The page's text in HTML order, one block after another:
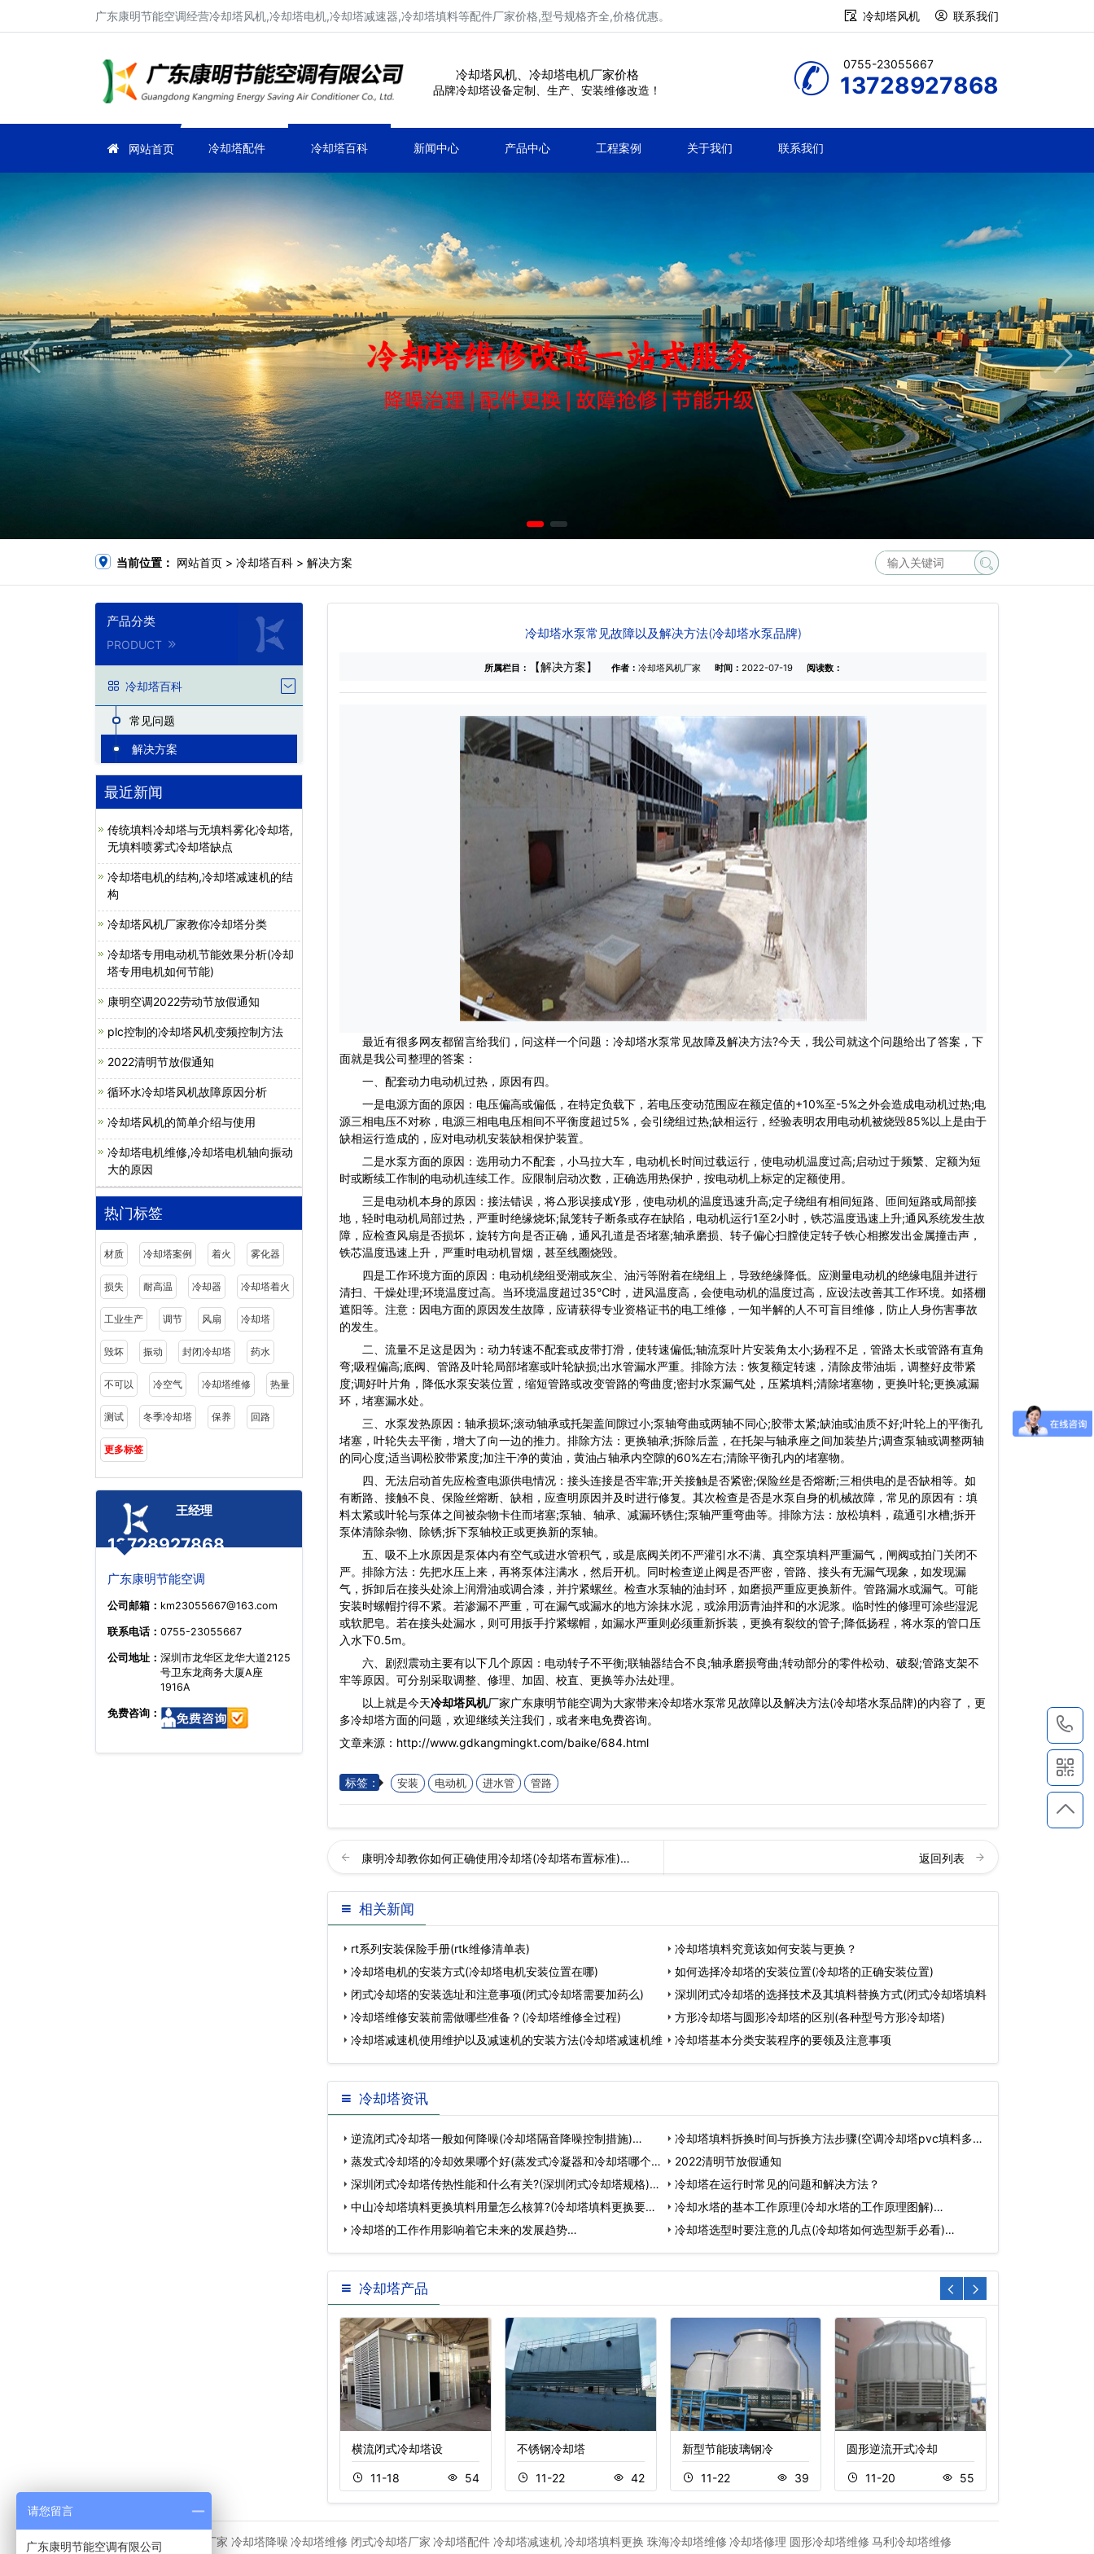
广东康明节能空调经营冷却塔风机,冷却塔电机,冷却塔减速器,冷却塔填料等配件厂家价格,型号规格齐全,价格优惠。 冷却塔风机 联系我们
冷却塔风机、冷却塔电机厂家价格
品牌冷却塔设备定制、生产、安装维修改造！
0755-23055667
13728927868
网站首页 冷却塔配件 冷却塔百科 新闻中心 产品中心 工程案例 关于我们 联系我们
当前位置： 网站首页 > 冷却塔百科 > 解决方案
产品分类
PRODUCT
冷却塔百科
常见问题
解决方案
最近新闻
传统填料冷却塔与无填料雾化冷却塔,
无填料喷雾式冷却塔缺点
冷却塔电机的结构,冷却塔减速机的结
构
冷却塔风机厂家教你冷却塔分类
冷却塔专用电动机节能效果分析(冷却
塔专用电机如何节能)
康明空调2022劳动节放假通知
plc控制的冷却塔风机变频控制方法
2022清明节放假通知
循环水冷却塔风机故障原因分析
冷却塔风机的简单介绍与使用
冷却塔电机维修,冷却塔电机轴向振动
大的原因
热门标签
材质 冷却塔案例 着火 雾化器
损失 耐高温 冷却器 冷却塔着火
工业生产 调节 风扇 冷却塔
毁坏 振动 封闭冷却塔 药水
不可以 冷空气 冷却塔维修 热量
测试 冬季冷却塔 保养 回路
更多标签
王经理
13728927868
广东康明节能空调
公司邮箱： km23055667@163.com
联系电话： 0755-23055667
公司地址： 深圳市龙华区龙华大道2125
号卫东龙商务大厦A座
1916A
免费咨询：
冷却塔水泵常见故障以及解决方法(冷却塔水泵品牌)
所属栏目： 【解决方案】 作者： 冷却塔风机厂家 时间： 2022-07-19 阅读数：
最近有很多网友都留言给我们，问这样一个问题：冷却塔水泵常见故障及解决方法?今天，我公司就这个问题给出了答案，下
面就是我公司整理的答案：
一、配套动力电动机过热，原因有四。
一是电源方面的原因：电压偏高或偏低，在特定负载下，若电压变动范围应在额定值的+10%至-5%之外会造成电动机过热;电
源三相电压不对称，电源三相电电压相间不平衡度超过5%，会引绕组过热;缺相运行，经验表明农用电动机被烧毁85%以上是由于
缺相运行造成的，应对电动机安装缺相保护装置。
二是水泵方面的原因：选用动力不配套，小马拉大车，电动机长时间过载运行，使电动机温度过高;启动过于频繁、定额为短
时或断续工作制的电动机连续工作。应限制启动次数，正确选用热保护，按电动机上标定的定额使用。
三是电动机本身的原因：接法错误，将△形误接成Y形，使电动机的温度迅速升高;定子绕组有相间短路、匝间短路或局部接
地，轻时电动机局部过热，严重时绝缘烧坏;鼠笼转子断条或存在缺陷，电动机运行1至2小时，铁芯温度迅速上升;通风系统发生故
障，应检查风扇是否损坏，旋转方向是否正确，通风孔道是否堵塞;轴承磨损、转子偏心扫膛使定转子铁心相擦发出金属撞击声，
铁芯温度迅速上升，严重时电动机冒烟，甚至线圈烧毁。
四是工作环境方面的原因：电动机绕组受潮或灰尘、油污等附着在绕组上，导致绝缘降低。应测量电动机的绝缘电阻并进行
清扫、干燥处理;环境温度过高。当环境温度超过35℃时，进风温度高，会使电动机的温度过高，应设法改善其工作环境。如搭棚
遮阳等。注意：因电方面的原因发生故障，应请获得专业资格证书的电工维修，一知半解的人不可盲目维修，防止人身伤害事故
的发生。
二、流量不足这是因为：动力转速不配套或皮带打滑，使转速偏低;轴流泵叶片安装角太小;扬程不足，管路太长或管路有直角
弯;吸程偏高;底阀、管路及叶轮局部堵塞或叶轮缺损;出水管漏水严重。排除方法：恢复额定转速，清除皮带油垢，调整好皮带紧
度;调好叶片角，降低水泵安装位置，缩短管路或改变管路的弯曲度;密封水泵漏气处，压紧填料;清除堵塞物，更换叶轮;更换减漏
环，堵塞漏水处。
三、水泵发热原因：轴承损坏;滚动轴承或托架盖间隙过小;泵轴弯曲或两轴不同心;胶带太紧;缺油或油质不好;叶轮上的平衡孔
堵塞，叶轮失去平衡，增大了向一边的推力。排除方法：更换轴承;拆除后盖，在托架与轴承座之间加装垫片;调查泵轴或调整两轴
的同心度;适当调松胶带紧度;加注干净的黄油，黄油占轴承内空隙的60%左右;清除平衡孔内的堵塞物。
四、无法启动首先应检查电源供电情况：接头连接是否牢靠;开关接触是否紧密;保险丝是否熔断;三相供电的是否缺相等。如
有断路、接触不良、保险丝熔断、缺相，应查明原因并及时进行修复。其次检查是否是水泵自身的机械故障，常见的原因有：填
料太紧或叶轮与泵体之间被杂物卡住而堵塞;泵轴、轴承、减漏环锈住;泵轴严重弯曲等。排除方法：放松填料，疏通引水槽;拆开
泵体清除杂物、除锈;拆下泵轴校正或更换新的泵轴。
五、吸不上水原因是泵体内有空气或进水管积气，或是底阀关闭不严灌引水不满、真空泵填料严重漏气，闸阀或拍门关闭不
严。排除方法：先把水压上来，再将泵体注满水，然后开机。同时检查逆止阀是否严密，管路、接头有无漏气现象，如发现漏
气，拆卸后在接头处涂上润滑油或调合漆，并拧紧螺丝。检查水泵轴的油封环，如磨损严重应更换新件。管路漏水或漏气。可能
安装时螺帽拧得不紧。若渗漏不严重，可在漏气或漏水的地方涂抹水泥，或涂用沥青油拌和的水泥浆。临时性的修理可涂些湿泥
或软肥皂。若在接头处漏水，则可用扳手拧紧螺帽，如漏水严重则必须重新拆装，更换有裂纹的管子;降低扬程，将水泵的管口压
入水下0.5m。
六、剧烈震动主要有以下几个原因：电动转子不平衡;联轴器结合不良;轴承磨损弯曲;转动部分的零件松动、破裂;管路支架不
牢等原因。可分别采取调整、修理、加固、校直、更换等办法处理。
以上就是今天冷却塔风机厂家广东康明节能空调为大家带来冷却塔水泵常见故障以及解决方法(冷却塔水泵品牌)的内容了，更
多冷却塔方面的问题，欢迎继续关注我们，或者来电免费咨询。
文章来源：http://www.gdkangmingkt.com/baike/684.html
标签： 安装 电动机 进水管 管路
康明冷却教你如何正确使用冷却塔(冷却塔布置标准)… 返回列表
相关新闻
rt系列安装保险手册(rtk维修清单表)
冷却塔填料究竟该如何安装与更换？
冷却塔电机的安装方式(冷却塔电机安装位置在哪)
如何选择冷却塔的安装位置(冷却塔的正确安装位置)
闭式冷却塔的安装选址和注意事项(闭式冷却塔需要加药么)
深圳闭式冷却塔的选择技术及其填料替换方式(闭式冷却塔填料
冷却塔维修安装前需做哪些准备？(冷却塔维修全过程)
方形冷却塔与圆形冷却塔的区别(各种型号方形冷却塔)
冷却塔减速机使用维护以及减速机的安装方法(冷却塔减速机维
冷却塔基本分类安装程序的要领及注意事项
冷却塔资讯
逆流闭式冷却塔一般如何降噪(冷却塔隔音降噪控制措施)…
冷却塔填料拆换时间与拆换方法步骤(空调冷却塔pvc填料多
长…
蒸发式冷却塔的冷却效果哪个好(蒸发式冷凝器和冷却塔哪个
好…
2022清明节放假通知
深圳闭式冷却塔传热性能和什么有关?(深圳闭式冷却塔规格)…
冷却塔在运行时常见的问题和解决方法？
中山冷却塔填料更换填料用量怎么核算?(冷却塔填料更换要
点…
冷却水塔的基本工作原理(冷却水塔的工作原理图解)…
冷却塔的工作作用影响着它未来的发展趋势…
冷却塔选型时要注意的几点(冷却塔如何选型新手必看)…
冷却塔产品
横流闭式冷却塔设
11-18 54
不锈钢冷却塔
11-22 42
新型节能玻璃钢冷
11-22 39
圆形逆流开式冷却
11-20 55
友情链接 冷却塔厂家 冷却塔降噪 冷却塔维修 闭式冷却塔厂家 冷却塔配件 冷却塔减速机 冷却塔填料更换 珠海冷却塔维修 冷却塔修理 圆形冷却塔维修 马利冷却塔维修
请您留言
广东康明节能空调有限公司